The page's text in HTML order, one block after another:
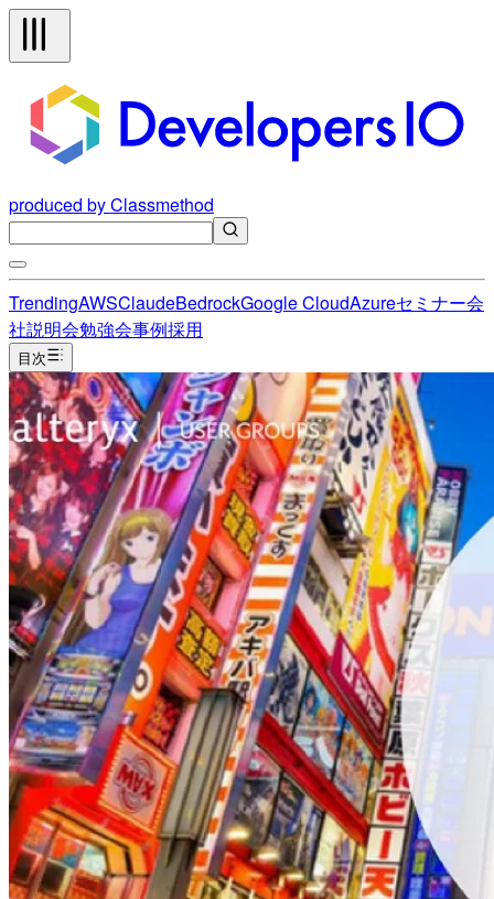
produced by Classmethod
TrendingAWSClaudeBedrockGoogle CloudAzureセミナー会
社説明会勉強会事例採用
目次